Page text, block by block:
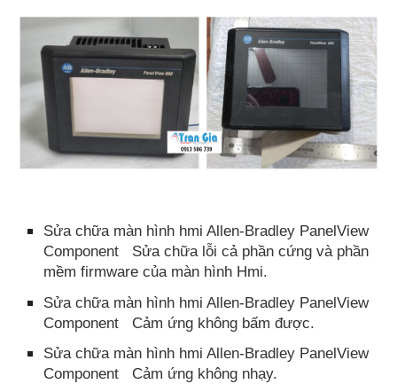
Sửa chữa màn hình hmi Allen-Bradley PanelView
Component Sửa chữa lỗi cả phần cứng và phần
mềm firmware của màn hình Hmi.
Sửa chữa màn hình hmi Allen-Bradley PanelView
Component Cảm ứng không bấm được.
Sửa chữa màn hình hmi Allen-Bradley PanelView
Component Cảm ứng không nhạy.